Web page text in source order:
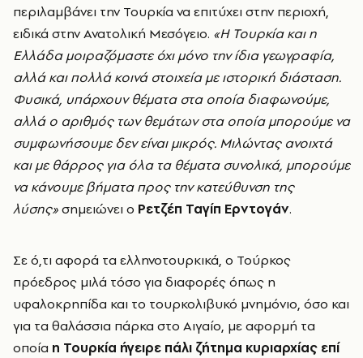
περιλαμβάνει την Τουρκία να επιτύχει στην περιοχή,
ειδικά στην Ανατολική Μεσόγειο. «Η Τουρκία και η
Ελλάδα μοιραζόμαστε όχι μόνο την ίδια γεωγραφία,
αλλά και πολλά κοινά στοιχεία με ιστορική διάσταση.
Φυσικά, υπάρχουν θέματα στα οποία διαφωνούμε,
αλλά ο αριθμός των θεμάτων στα οποία μπορούμε να
συμφωνήσουμε δεν είναι μικρός. Μιλώντας ανοιχτά
και με θάρρος για όλα τα θέματα συνολικά, μπορούμε
να κάνουμε βήματα προς την κατεύθυνση της
λύσης»σημειώνει ο Ρετζέπ Ταγίπ Ερντογάν.
Σε ό,τι αφορά τα ελληνοτουρκικά, ο Τούρκος
πρόεδρος μιλά τόσο για διαφορές όπως η
υφαλοκρηπίδα και το τουρκολιβυκό μνημόνιο, όσο και
για τα θαλάσσια πάρκα στο Αιγαίο, με αφορμή τα
οποία η Τουρκία ήγειρε πάλι ζήτημα κυριαρχίας επί